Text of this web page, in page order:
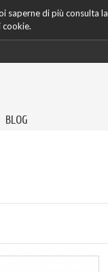
saperne di più consulta la
cookie.
BLOG